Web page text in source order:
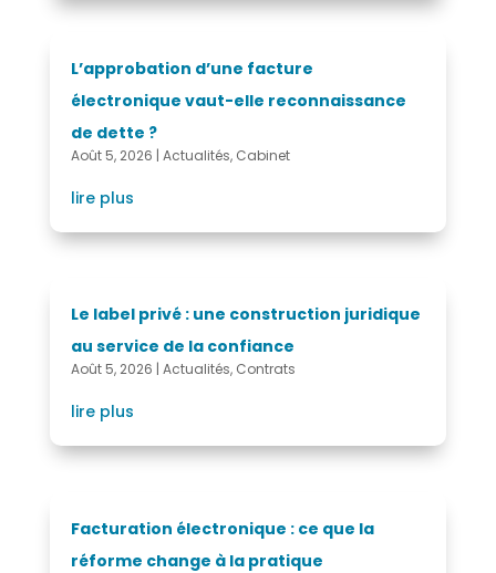
L’approbation d’une facture
électronique vaut-elle reconnaissance
de dette ?
Août 5, 2026 | Actualités, Cabinet
lire plus
Le label privé : une construction juridique
au service de la confiance
Août 5, 2026 Actualités, Contrats
lire plus
Facturation électronique : ce que la
réforme change à la pratique